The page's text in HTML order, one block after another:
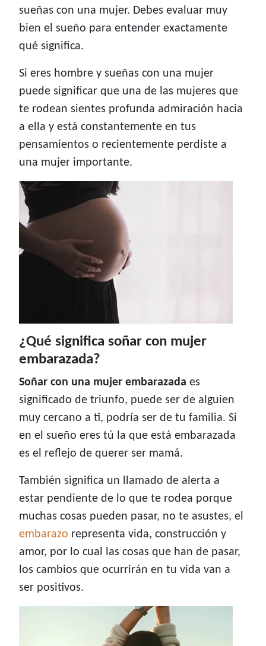
sueñas con una mujer. Debes evaluar muy
bien el sueño para entender exactamente
qué significa.
Si eres hombre y sueñas con una mujer
puede significar que una de las mujeres que
te rodean sientes profunda admiración hacia
a ella y está constantemente en tus
pensamientos o recientemente perdiste a
una mujer importante.
¿Qué significa soñar con mujer
embarazada?
Soñar con una mujer embarazada es
significado de triunfo, puede ser de alguien
muy cercano a ti, podría ser de tu familia. Si
en el sueño eres tú la que está embarazada
es el reflejo de querer ser mamá.
También significa un llamado de alerta a
estar pendiente de lo que te rodea porque
muchas cosas pueden pasar, no te asustes, el
embarazo representa vida, construcción y
amor, por lo cual las cosas que han de pasar,
los cambios que ocurrirán en tu vida van a
ser positivos.